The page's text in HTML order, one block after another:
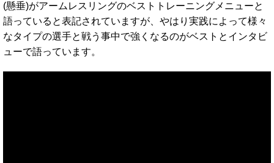
(懸垂)がアームレスリングのベストトレーニングメニューと
語っていると表記されていますが、やはり実践によって様々
なタイプの選手と戦う事中で強くなるのがベストとインタビ
ューで語っています。